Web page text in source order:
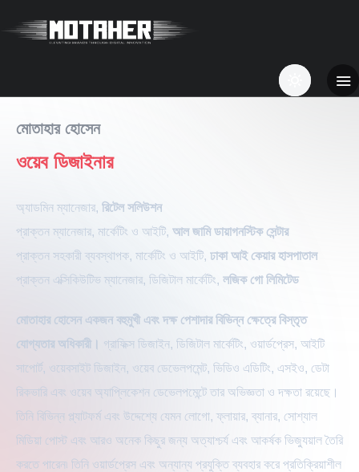
মোতাহার হোসেন
ওয়েব ডিজাইনার
অ্যাডমিন ম্যানেজার, রিটেল সলিউশন
প্রাক্তন ম্যানেজার, মার্কেটিং ও আইটি, আল জামি ডায়াগনস্টিক সেন্টার
প্রাক্তন সহকারী ব্যবস্থাপক, মার্কেটিং ও আইটি, ঢাকা আই কেয়ার হাসপাতাল
প্রাক্তন এক্সিকিউটিভ ম্যানেজার, ডিজিটাল মার্কেটিং, লজিক গো লিমিটেড
মোতাহার হোসেন একজন বহুমুখী এবং দক্ষ পেশাদার বিভিন্ন ক্ষেত্রে বিস্তৃত
যোগ্যতার অধিকারী। গ্রাফিক্স ডিজাইন, ডিজিটাল মার্কেটিং, ওয়ার্ডপ্রেস, আইটি
সাপোর্ট, ওয়েবসাইট ডিজাইন, ওয়েব ডেভেলপমেন্ট, ভিডিও এডিটিং, এসইও, ডেটা
রিকভারি এবং ওয়েব অ্যাপ্লিকেশন ডেভেলপমেন্টে তার অভিজ্ঞতা ও দক্ষতা রয়েছে।
তিনি বিভিন্ন প্ল্যাটফর্ম এবং উদ্দেশ্যে যেমন লোগো, ফ্লায়ার, ব্যানার, সোশ্যাল
মিডিয়া পোস্ট এবং আরও অনেক কিছুর জন্য অত্যাশ্চর্য এবং আকর্ষক ভিজ্যুয়াল তৈরি
করতে পারেন৷ তিনি ওয়ার্ডপ্রেস এবং অন্যান্য প্রযুক্তি ব্যবহার করে প্রতিক্রিয়াশীল